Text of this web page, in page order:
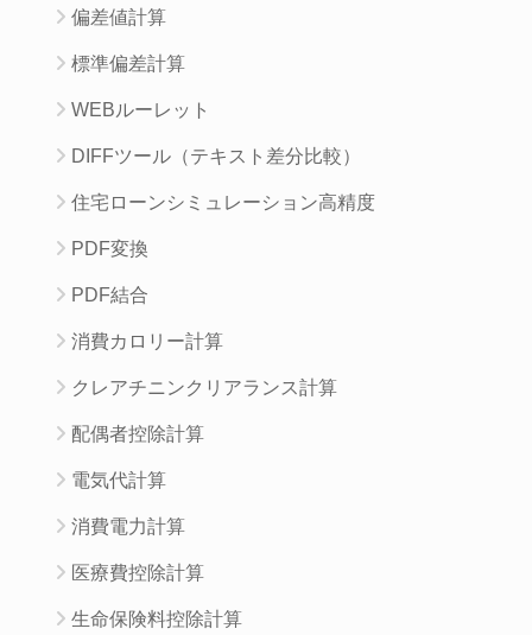
偏差値計算
標準偏差計算
WEBルーレット
DIFFツール（テキスト差分比較）
住宅ローンシミュレーション高精度
PDF変換
PDF結合
消費カロリー計算
クレアチニンクリアランス計算
配偶者控除計算
電気代計算
消費電力計算
医療費控除計算
生命保険料控除計算